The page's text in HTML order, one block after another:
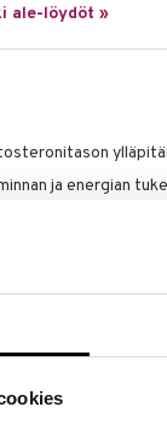
ale-löydöt »
ja energian
sekä
ja